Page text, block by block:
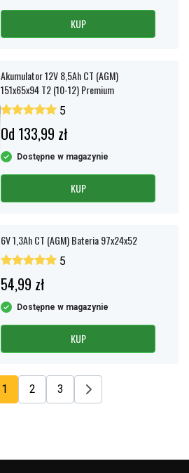
KUP
Akumulator 12V 8,5Ah CT (AGM)
151x65x94 T2 (10-12) Premium
5
Od 133,99 zł
Dostępne w magazynie
KUP
6V 1,3Ah CT (AGM) Bateria 97x24x52
5
54,99 zł
Dostępne w magazynie
KUP
1 2 3